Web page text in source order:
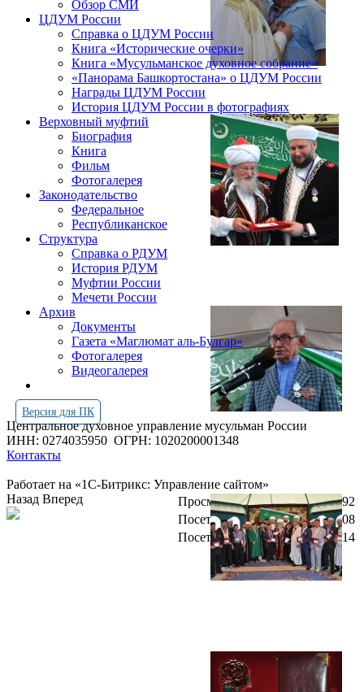
Обзор СМИ
ЦДУМ России
Справка о ЦДУМ России
Книга «Исторические очерки»
Книга «Мусульманское духовное собрание»
«Панорама Башкортостана» о ЦДУМ России
Награды ЦДУМ России
История ЦДУМ России в фотографиях
Верховный муфтий
Биография
Книга
Фильм
Фотогалерея
Законодательство
Федеральное
Республиканское
Структура
Справка о РДУМ
История РДУМ
Муфтии России
Мечети России
Архив
Документы
Газета «Маглюмат аль-Булгар»
Фотогалерея
Видеогалерея
Версия для ПК
Центральное духовное управление мусульман России
ИНН: 0274035950 ОГРН: 1020200001348
Контакты
Работает на «1С-Битрикс: Управление сайтом»
Просмотров всего:
4252092
Посетителей сегодня:
2608
Посетителей в онлайн:
14
Назад Вперед